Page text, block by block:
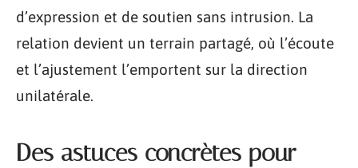
d’expression et de soutien sans intrusion. La
relation devient un terrain partagé, où l’écoute
et l’ajustement l’emportent sur la direction
unilatérale.
Des astuces concrètes pour